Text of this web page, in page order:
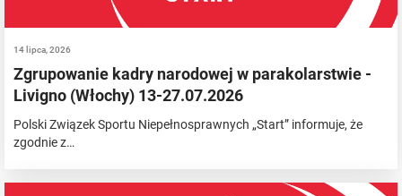
14 lipca, 2026
Zgrupowanie kadry narodowej w parakolarstwie -
Livigno (Włochy) 13-27.07.2026
Polski Związek Sportu Niepełnosprawnych „Start” informuje, że
zgodnie z…